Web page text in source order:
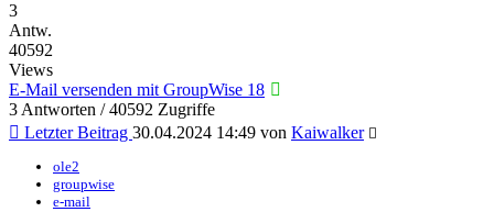
3
Antw.
40592
Views
E-Mail versenden mit GroupWise 18
3 Antworten / 40592 Zugriffe
Letzter Beitrag 30.04.2024 14:49 von Kaiwalker
ole2
groupwise
e-mail